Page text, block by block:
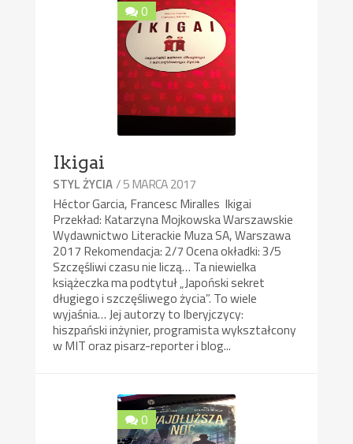
0
Ikigai
STYL ŻYCIA/ 5 MARCA 2017
Héctor Garcia, Francesc Miralles Ikigai
Przekład: Katarzyna Mojkowska Warszawskie
Wydawnictwo Literackie Muza SA, Warszawa
2017 Rekomendacja: 2/7 Ocena okładki: 3/5
Szczęśliwi czasu nie liczą… Ta niewielka
książeczka ma podtytuł „Japoński sekret
długiego i szczęśliwego życia”. To wiele
wyjaśnia… Jej autorzy to Iberyjczycy:
hiszpański inżynier, programista wykształcony
w MIT oraz pisarz-reporter i blog...
0